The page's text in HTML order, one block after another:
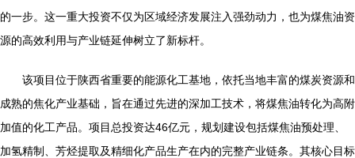
的一步。这一重大投资不仅为区域经济发展注入强劲动力，也为煤焦油资
源的高效利用与产业链延伸树立了新标杆。
该项目位于陕西省重要的能源化工基地，依托当地丰富的煤炭资源和
成熟的焦化产业基础，旨在通过先进的深加工技术，将煤焦油转化为高附
加值的化工产品。项目总投资达46亿元，规划建设包括煤焦油预处理、
加氢精制、芳烃提取及精细化产品生产在内的完整产业链条。其核心目标